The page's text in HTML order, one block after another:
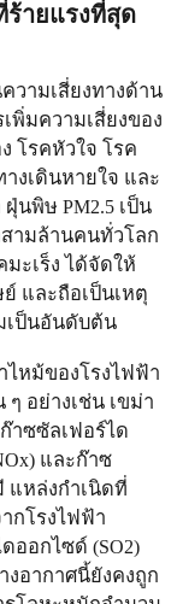
ร้ายแรงที่สุด
วามเสี่ยงทางด้าน
พิ่มความเสี่ยงของ
โรคหัวใจ โรค
งเดินหายใจ และ
นพิษ PM2.5 เป็น
ามล้านคนทั่วโลก
ะเร็ง ได้จัดให้
และถือเป็นเหตุ
เป็นอันดับต้น
ไหม้ของโรงไฟฟ้า
อย่างเช่น เขม่า
าซซัลเฟอร์ได
และก๊าซ
แหล่งกำเนิดที่
กโรงไฟฟ้า
ออกไซด์ (SO2)
งอากาศนี้ยังคงถูก